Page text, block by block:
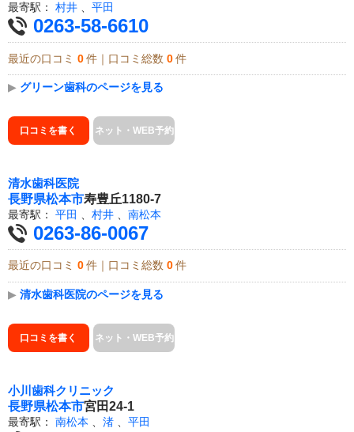
最寄駅： 村井 、 平田
0263-58-6610
最近の口コミ 0 件｜口コミ総数 0 件
▶ グリーン歯科のページを見る
口コミを書く ネット・WEB予約
清水歯科医院
長野県松本市寿豊丘1180-7
最寄駅： 平田 村井 南松本
0263-86-0067
最近の口コミ 0 件｜口コミ総数 0 件
▶ 清水歯科医院のページを見る
口コミを書く ネット・WEB予約
小川歯科クリニック
長野県松本市宮田24-1
最寄駅： 南松本 渚 平田